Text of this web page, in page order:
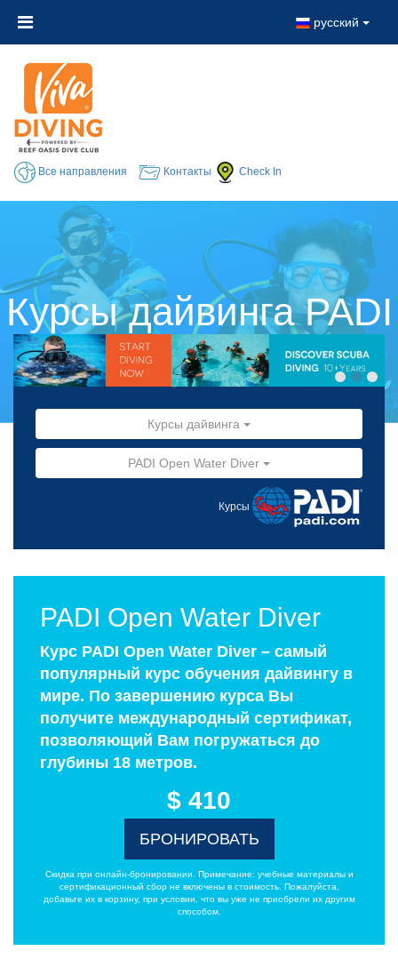
русский
Все направления Контакты Check In
Курсы дайвинга PADI
Курсы дайвинга
PADI Open Water Diver
Курсы
PADI Open Water Diver
Курс PADI Open Water Diver – самый
популярный курс обучения дайвингу в
мире. По завершению курса Вы
получите международный сертификат,
позволяющий Вам погружаться до
глубины 18 метров.
$ 410
БРОНИРОВАТЬ
Скидка при онлайн-бронировании. Примечание: учебные материалы и
сертификационный сбор не включены в стоимость. Пожалуйста,
добавьте их в корзину, при условии, что вы уже не приобрели их другим
способом.